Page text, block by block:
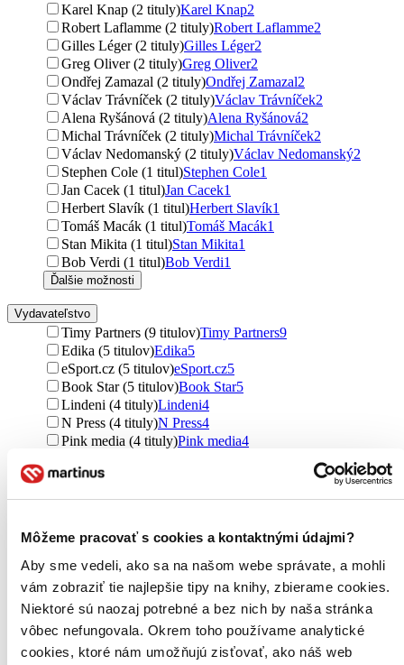
Môžeme pracovať s cookies a kontaktnými údajmi?
Aby sme vedeli, ako sa na našom webe správate, a mohli
vám zobraziť tie najlepšie tipy na knihy, zbierame cookies.
Niektoré sú naozaj potrebné a bez nich by naša stránka
vôbec nefungovala. Okrem toho používame analytické
cookies, ktoré nám umožňujú zisťovať, ako náš web
Karel Knap (2 tituly)Karel Knap2
Robert Laflamme (2 tituly)Robert Laflamme2
Gilles Léger (2 tituly)Gilles Léger2
Greg Oliver (2 tituly)Greg Oliver2
Ondřej Zamazal (2 tituly)Ondřej Zamazal2
Václav Trávníček (2 tituly)Václav Trávníček2
Alena Ryšánová (2 tituly)Alena Ryšánová2
Michal Trávníček (2 tituly)Michal Trávníček2
Václav Nedomanský (2 tituly)Václav Nedomanský2
Stephen Cole (1 titul)Stephen Cole1
Jan Cacek (1 titul)Jan Cacek1
Herbert Slavík (1 titul)Herbert Slavík1
Tomáš Macák (1 titul)Tomáš Macák1
Stan Mikita (1 titul)Stan Mikita1
Bob Verdi (1 titul)Bob Verdi1
Ďalšie možnosti
Vydavateľstvo
Timy Partners (9 titulov)Timy Partners9
Edika (5 titulov)Edika5
eSport.cz (5 titulov)eSport.cz5
Book Star (5 titulov)Book Star5
Lindeni (4 tituly)Lindeni4
N Press (4 tituly)N Press4
Pink media (4 tituly)Pink media4
XYZ (3 tituly)
Fragment (2 tituly)
Fragment
Česká televize (2 tituly)
Česká televize2
eSports (2 tituly)eSports2
ECW (2 tituly)ECW2
Universum (2 tituly)Universum 2
Slovart (1 titul)
W. W. Norton & Company (1 titul) W. W. Norton &
Company1